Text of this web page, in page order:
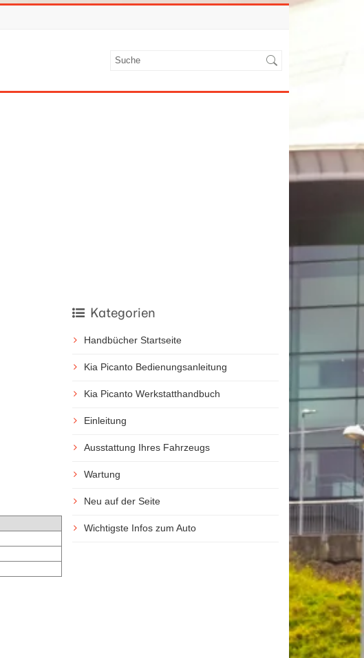
Kategorien
Handbücher Startseite
Kia Picanto Bedienungsanleitung
Kia Picanto Werkstatthandbuch
Einleitung
Ausstattung Ihres Fahrzeugs
Wartung
Neu auf der Seite
Wichtigste Infos zum Auto